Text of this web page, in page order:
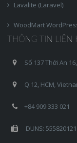
Lavalite (Laravel)
WoodMart
THÔNG TIN LIÊN
Số 137 Thới An
Q.12, HCM,
+84 909 333 021
DUNS: 555820121